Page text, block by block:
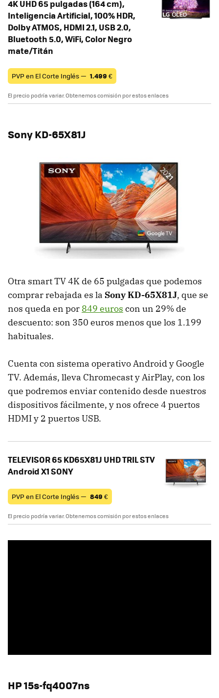
4K UHD 65 pulgadas (164 cm),
Inteligencia Artificial, 100% HDR,
Dolby ATMOS, HDMI 2.1, USB 2.0,
Bluetooth 5.0, WiFi, Color Negro
mate/Titán
PVP en El Corte Inglés — 1.499 €
El precio podría variar. Obtenemos comisión por estos enlaces
Sony KD-65X81J
Otra smart TV 4K de 65 pulgadas que podemos
comprar rebajada es la Sony KD-65X81J, que se
nos queda en por 849 euros con un 29% de
descuento: son 350 euros menos que los 1.199
habituales.
Cuenta con sistema operativo Android y Google
TV. Además, lleva Chromecast y AirPlay, con los
que podremos enviar contenido desde nuestros
dispositivos fácilmente, y nos ofrece 4 puertos
HDMI y 2 puertos USB.
TELEVISOR 65 KD65X81J UHD TRIL STV
Android X1 SONY
PVP en El Corte Inglés — 849 €
El precio podría variar. Obtenemos comisión por estos enlaces
HP 15s-fq4007ns